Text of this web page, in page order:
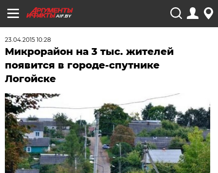
AIF.BY
23.04.2015 10:28
Микрорайон на 3 тыс. жителей
появится в городе-спутнике
Логойске